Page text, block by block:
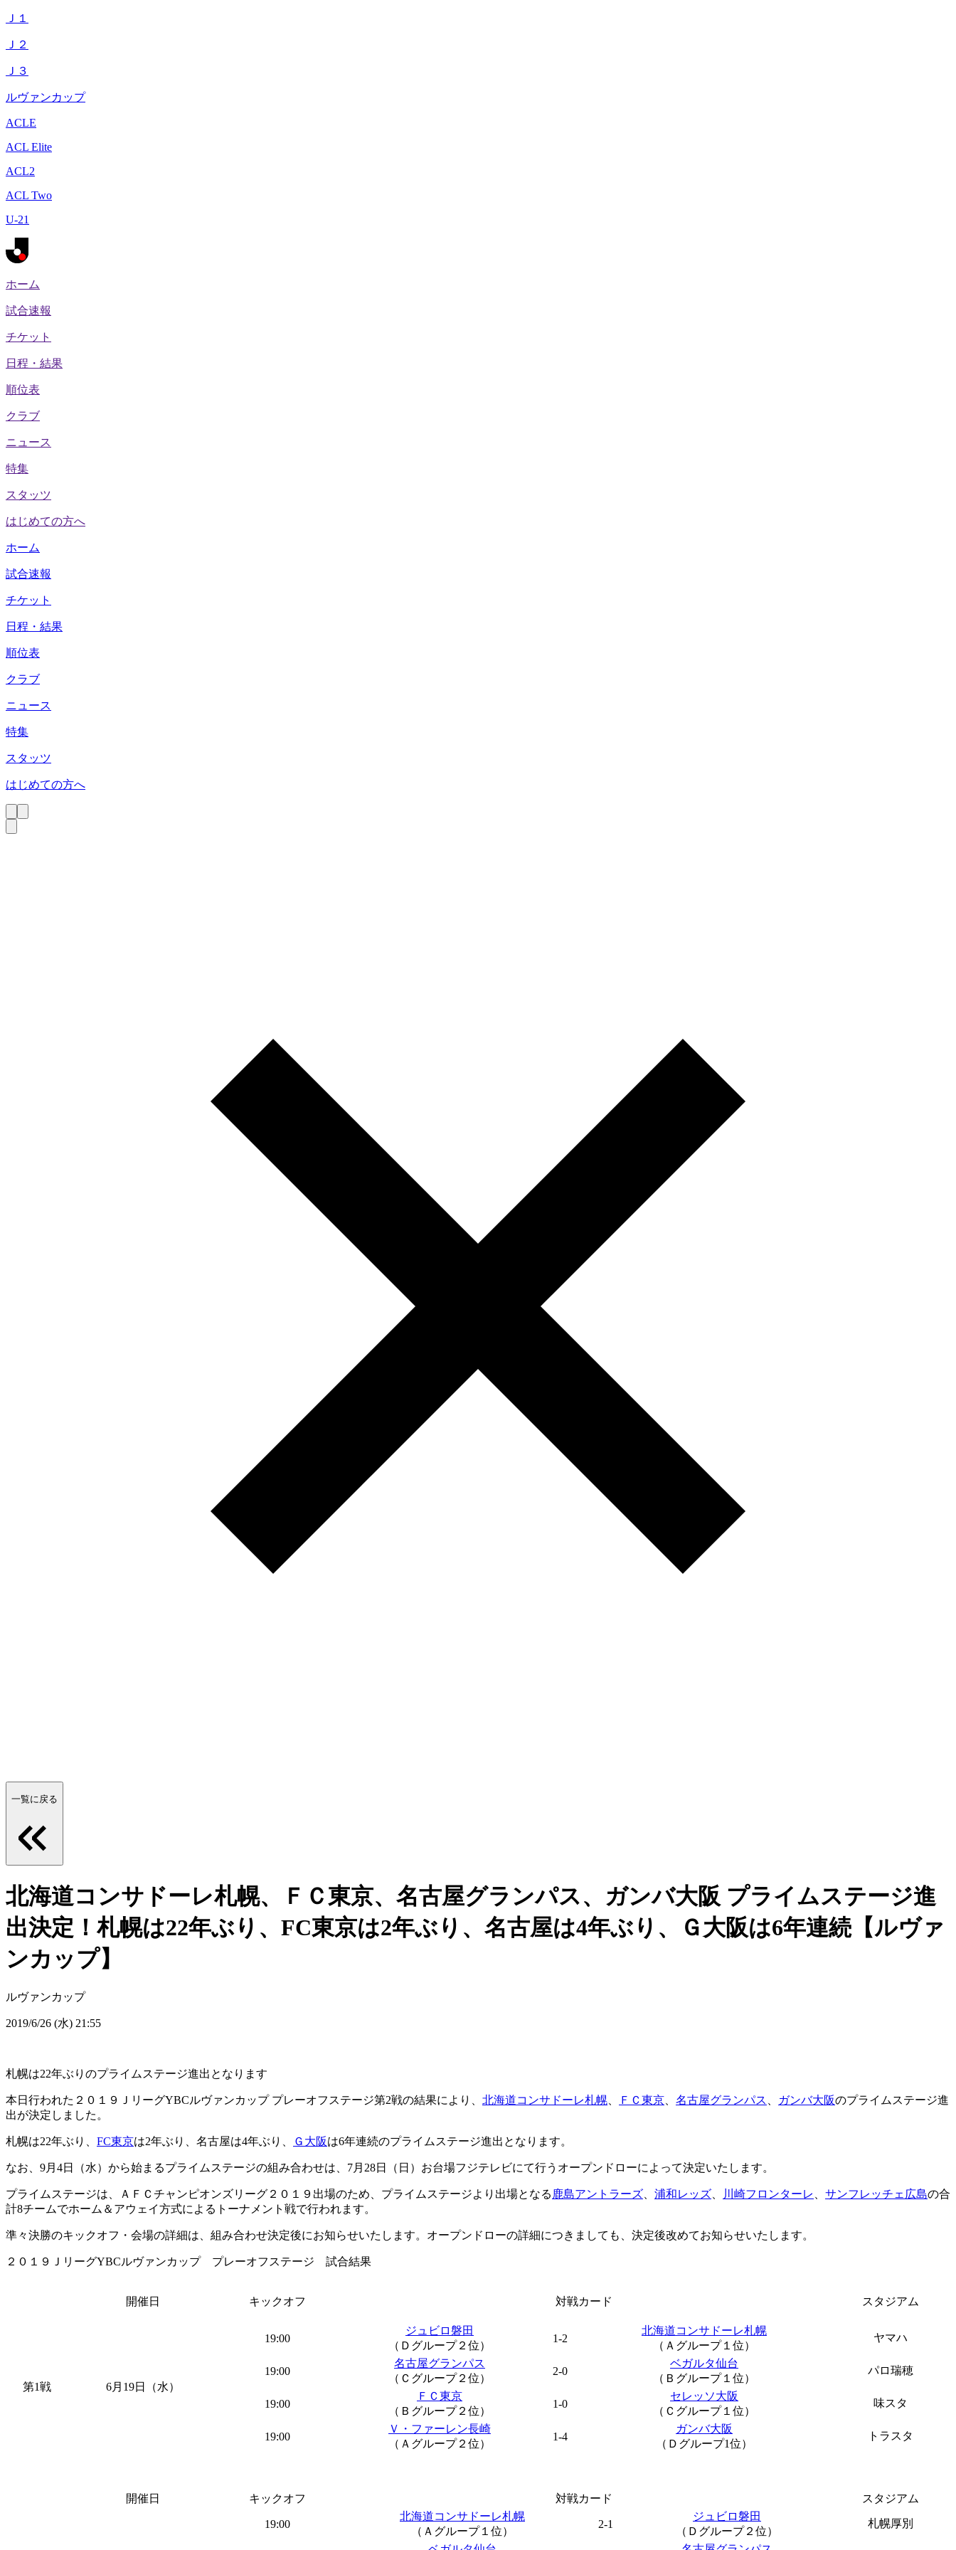
Ｊ１
Ｊ２
Ｊ３
ルヴァンカップ
ACLE
ACL Elite
ACL2
ACL Two
U-21
ホーム
試合速報
チケット
日程・結果
順位表
クラブ
ニュース
特集
スタッツ
はじめての方へ
ホーム
試合速報
チケット
日程・結果
順位表
クラブ
ニュース
特集
スタッツ
はじめての方へ
一覧に戻る
北海道コンサドーレ札幌、ＦＣ東京、名古屋グランパス、ガンバ大阪 プライムステージ進
出決定！札幌は22年ぶり、FC東京は2年ぶり、名古屋は4年ぶり、Ｇ大阪は6年連続【ルヴァ
ンカップ】
ルヴァンカップ
2019/6/26 (水) 21:55
札幌は22年ぶりのプライムステージ進出となります
本日行われた２０１９ＪリーグYBCルヴァンカップ プレーオフステージ第2戦の結果により、 北海道コンサドーレ札幌 ＦＣ東京 名古屋グランパス ガンバ大阪のプライムステージ進
出が決定しました。
札幌は22年ぶり、 FC東京は2年ぶり、名古屋は4年ぶり、 Ｇ大阪は6年連続のプライムステージ進出となります。
なお、9月4日（水）から始まるプライムステージの組み合わせは、7月28日（日）お台場フジテレビにて行うオープンドローによって決定いたします。
プライムステージは、ＡＦＣチャンピオンズリーグ２０１９出場のため、プライムステージより出場となる 鹿島アントラーズ 浦和レッズ 川崎フロンターレ サンフレッチェ広島の合
計8チームでホーム＆アウェイ方式によるトーナメント戦で行われます。
準々決勝のキックオフ・会場の詳細は、組み合わせ決定後にお知らせいたします。オープンドローの詳細につきましても、決定後改めてお知らせいたします。
２０１９ＪリーグYBCルヴァンカップ プレーオフステージ 試合結果
開催日 キックオフ 対戦カード スタジアム
第1戦 6月19日（水）
19:00
ジュビロ磐田
（Ｄグループ２位）
1-2
北海道コンサドーレ札幌
（Ａグループ１位）
ヤマハ
19:00
名古屋グランパス
（Ｃグループ２位）
2-0
ベガルタ仙台
（Ｂグループ１位）
パロ瑞穂
19:00
ＦＣ東京
（Ｂグループ２位）
1-0
セレッソ大阪
（Ｃグループ１位）
味スタ
19:00
Ｖ・ファーレン長崎
（Ａグループ２位）
1-4
ガンバ大阪
（Ｄグループ1位）
トラスタ
開催日 キックオフ 対戦カード スタジアム
19:00
北海道コンサドーレ札幌
（Ａグループ１位）
2-1
ジュビロ磐田
（Ｄグループ２位）
札幌厚別